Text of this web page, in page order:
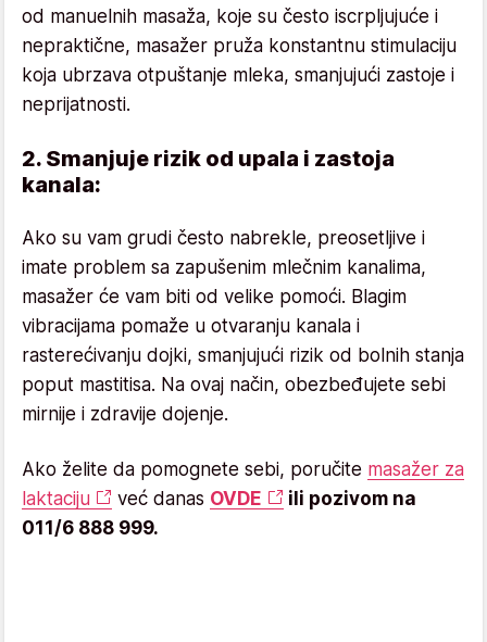
od manuelnih masaža, koje su često iscrpljujuće i
nepraktične, masažer pruža konstantnu stimulaciju
koja ubrzava otpuštanje mleka, smanjujući zastoje i
neprijatnosti.
2. Smanjuje rizik od upala i zastoja
kanala:
Ako su vam grudi često nabrekle, preosetljive i
imate problem sa zapušenim mlečnim kanalima,
masažer će vam biti od velike pomoći. Blagim
vibracijama pomaže u otvaranju kanala i
rasterećivanju dojki, smanjujući rizik od bolnih stanja
poput mastitisa. Na ovaj način, obezbeđujete sebi
mirnije i zdravije dojenje.
Ako želite da pomognete sebi, poručite masažer za
laktaciju
već danas OVDE
ili pozivom na
011/6 888 999.